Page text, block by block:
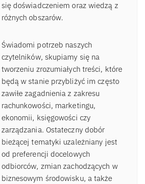
się doświadczeniem oraz wiedzą z
różnych obszarów.
Świadomi potrzeb naszych
czytelników, skupiamy się na
tworzeniu zrozumiałych treści, które
będą w stanie przybliżyć im często
zawiłe zagadnienia z zakresu
rachunkowości, marketingu,
ekonomii, księgowości czy
zarządzania. Ostateczny dobór
bieżącej tematyki uzależniany jest
od preferencji docelowych
odbiorców, zmian zachodzących w
biznesowym środowisku, a także